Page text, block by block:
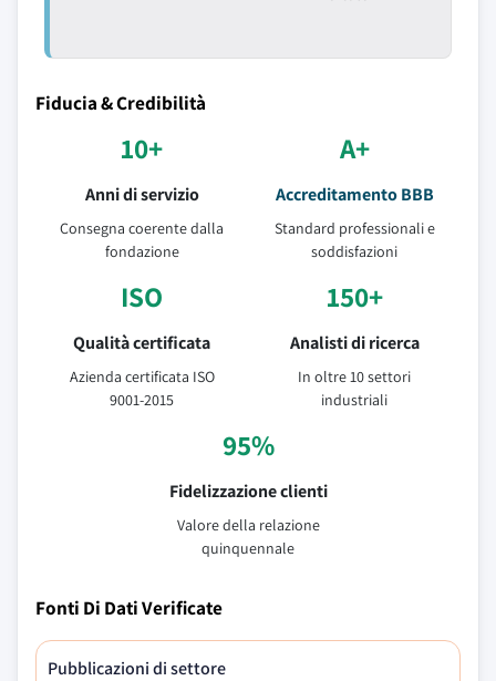
Fiducia & Credibilità
10+
Anni di servizio
Consegna coerente dalla
fondazione
A+
Accreditamento BBB
Standard professionali e
soddisfazioni
ISO
Qualità certificata
Azienda certificata ISO
9001-2015
150+
Analisti di ricerca
In oltre 10 settori
industriali
95%
Fidelizzazione clienti
Valore della relazione
quinquennale
Fonti Di Dati Verificate
Pubblicazioni di settore